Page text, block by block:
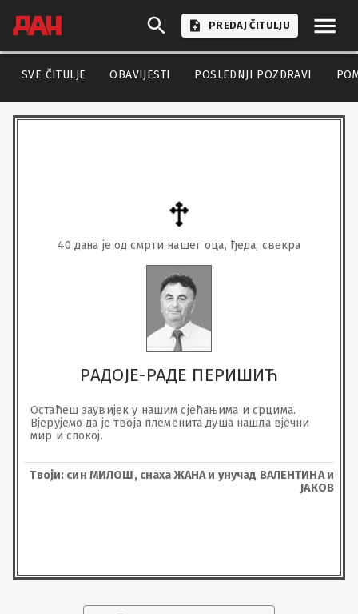
PREDAJ ČITULJU
SVE ČITULJE OBAVIJESTI POSLEDNJI POZDRAVI
40 дана је од смрти нашег оца, ђеда, свекра
РАДОЈЕ-РАДЕ ПЕРИШИЋ
Остаћеш заувијек у нашим сјећањима и срцима.
Вјерујемо да је твоја племенита душа нашла вјечни
мир и спокој.
Твоји: син МИЛОШ, снаха ЖАНА и унучад ВАЛЕНТИНА и
ЈАКОВ